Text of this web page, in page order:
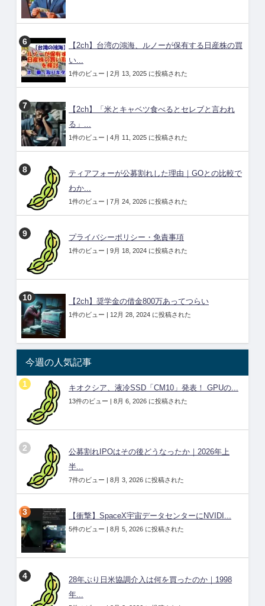
【2ch】台湾の鴻海、ルノーが保有する日産株の買
い...
1件のビュー | 2月 13, 2025 に投稿された
【2ch】「米とキャベツ食べるとセレブと言われ
る」...
1件のビュー | 4月 11, 2025 に投稿された
ティアフォーが公募割れした理由｜GOとの比較で
わか...
1件のビュー | 7月 24, 2026 に投稿された
プライバシーポリシー・免責事項
1件のビュー | 9月 18, 2024 に投稿された
【2ch】奨学金の借金800万あってつらい
1件のビュー | 12月 28, 2024 に投稿された
今週の人気記事
キオクシア、液冷SSD「CM10」発表！ GPUの...
13件のビュー | 8月 6, 2026 に投稿された
公募割れIPOはその後どうなったか｜2026年上
半...
7件のビュー | 8月 3, 2026 に投稿された
【衝撃】SpaceX宇宙データセンターにNVIDI...
5件のビュー | 8月 5, 2026 に投稿された
28年ぶり日米協調介入は何を買ったのか｜1998
年...